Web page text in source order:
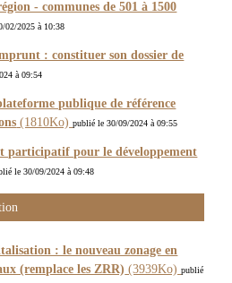
- communes de 501 à 1500
02/2025 à 10:38
: constituer son dossier de
à 09:54
publique de référence
(1810Ko)publié le 30/09/2024 à 09:55
participatif pour le développement
le 30/09/2024 à 09:48
: le nouveau zonage en
(remplace les ZRR) (3939Ko)publié